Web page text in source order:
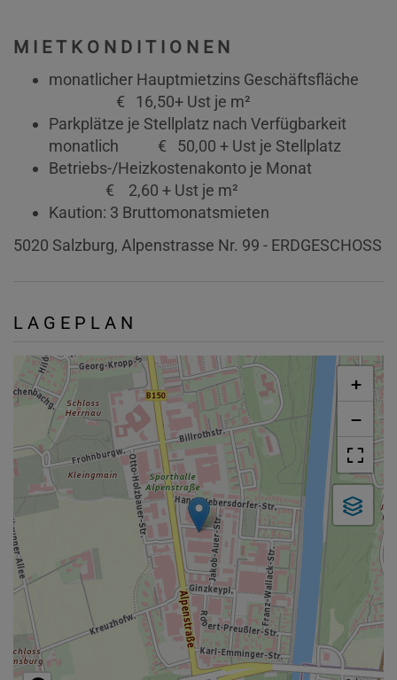
MIETKONDITIONEN
monatlicher Hauptmietzins Geschäftsfläche
€ 16,50+ Ust je m²
Parkplätze je Stellplatz nach Verfügbarkeit
monatlich € 50,00 + Ust je Stellplatz
Betriebs-/Heizkostenakonto je Monat
€ 2,60 + Ust je m²
Kaution: 3 Bruttomonatsmieten
5020 Salzburg, Alpenstrasse Nr. 99 - ERDGESCHOSS
LAGEPLAN
+
−